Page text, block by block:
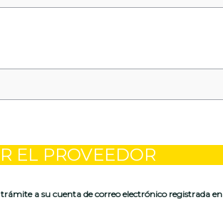
EL PROVEEDOR
a su cuenta de correo electrónico registrada